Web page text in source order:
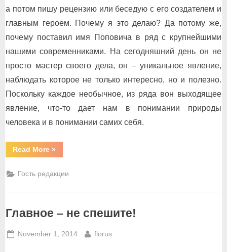
а потом пишу рецензию или беседую с его создателем и
главным героем. Почему я это делаю? Да потому же,
почему поставил имя Поповича в ряд с крупнейшими
нашими современниками. На сегодняшний день он не
просто мастер своего дела, он – уникальное явление,
наблюдать которое не только интересно, но и полезно.
Поскольку каждое необычное, из ряда вон выходящее
явление, что-то дает нам в понимании природы
человека и в понимании самих себя.
Read More“Вверх
по
вверх”
»
Гость редакции
Главное – не спешите!
Posted
November 1, 2014 By
florus